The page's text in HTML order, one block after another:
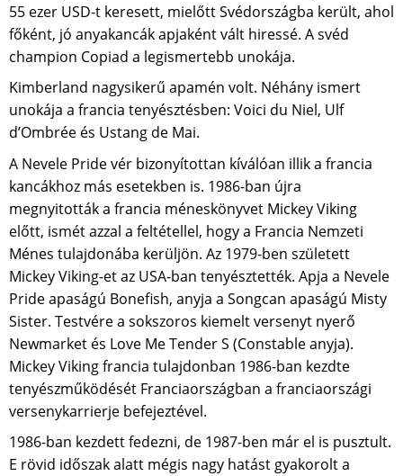
55 ezer USD-t keresett, mielőtt Svédországba került, ahol
főként, jó anyakancák apjaként vált hiressé. A svéd
champion Copiad a legismertebb unokája.
Kimberland nagysikerű apamén volt. Néhány ismert
unokája a francia tenyésztésben: Voici du Niel, Ulf
d’Ombrée és Ustang de Mai.
A Nevele Pride vér bizonyítottan kíválóan illik a francia
kancákhoz más esetekben is. 1986-ban újra
megnyitották a francia méneskönyvet Mickey Viking
előtt, ismét azzal a feltétellel, hogy a Francia Nemzeti
Ménes tulajdonába kerüljön. Az 1979-ben született
Mickey Viking-et az USA-ban tenyésztették. Apja a Nevele
Pride apaságú Bonefish, anyja a Songcan apaságú Misty
Sister. Testvére a sokszoros kiemelt versenyt nyerő
Newmarket és Love Me Tender S (Constable anyja).
Mickey Viking francia tulajdonban 1986-ban kezdte
tenyészműködését Franciaországban a franciaországi
versenykarrierje befejeztével.
1986-ban kezdett fedezni, de 1987-ben már el is pusztult.
E rövid időszak alatt mégis nagy hatást gyakorolt a